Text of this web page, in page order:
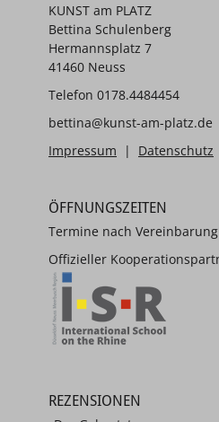
KUNST am PLATZ
Bettina Schulenberg
Hermannsplatz 7
41460 Neuss
Telefon 0178.4484454
bettina@kunst-am-platz.de
Impressum | Datenschutz
ÖFFNUNGSZEITEN
Termine nach
Offizieller
REZENSIONEN